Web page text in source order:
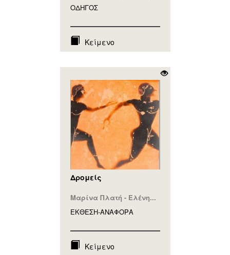
ΟΔΗΓΟΣ
Κείμενο
Δρομείς
Μαρίνα Πλατή - Ελένη...
ΕΚΘΕΣΗ-ΑΝΑΦΟΡA
Κείμενο